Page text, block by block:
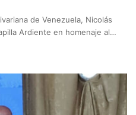
de Venezuela, Nicolás
Ardiente en homenaje al…